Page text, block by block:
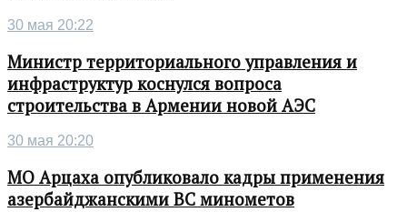
30 мая 20:22
Министр территориального управления и
инфраструктур коснулся вопроса
строительства в Армении новой АЭС
30 мая 20:20
МО Арцаха опубликовало кадры применения
азербайджанскими ВС минометов